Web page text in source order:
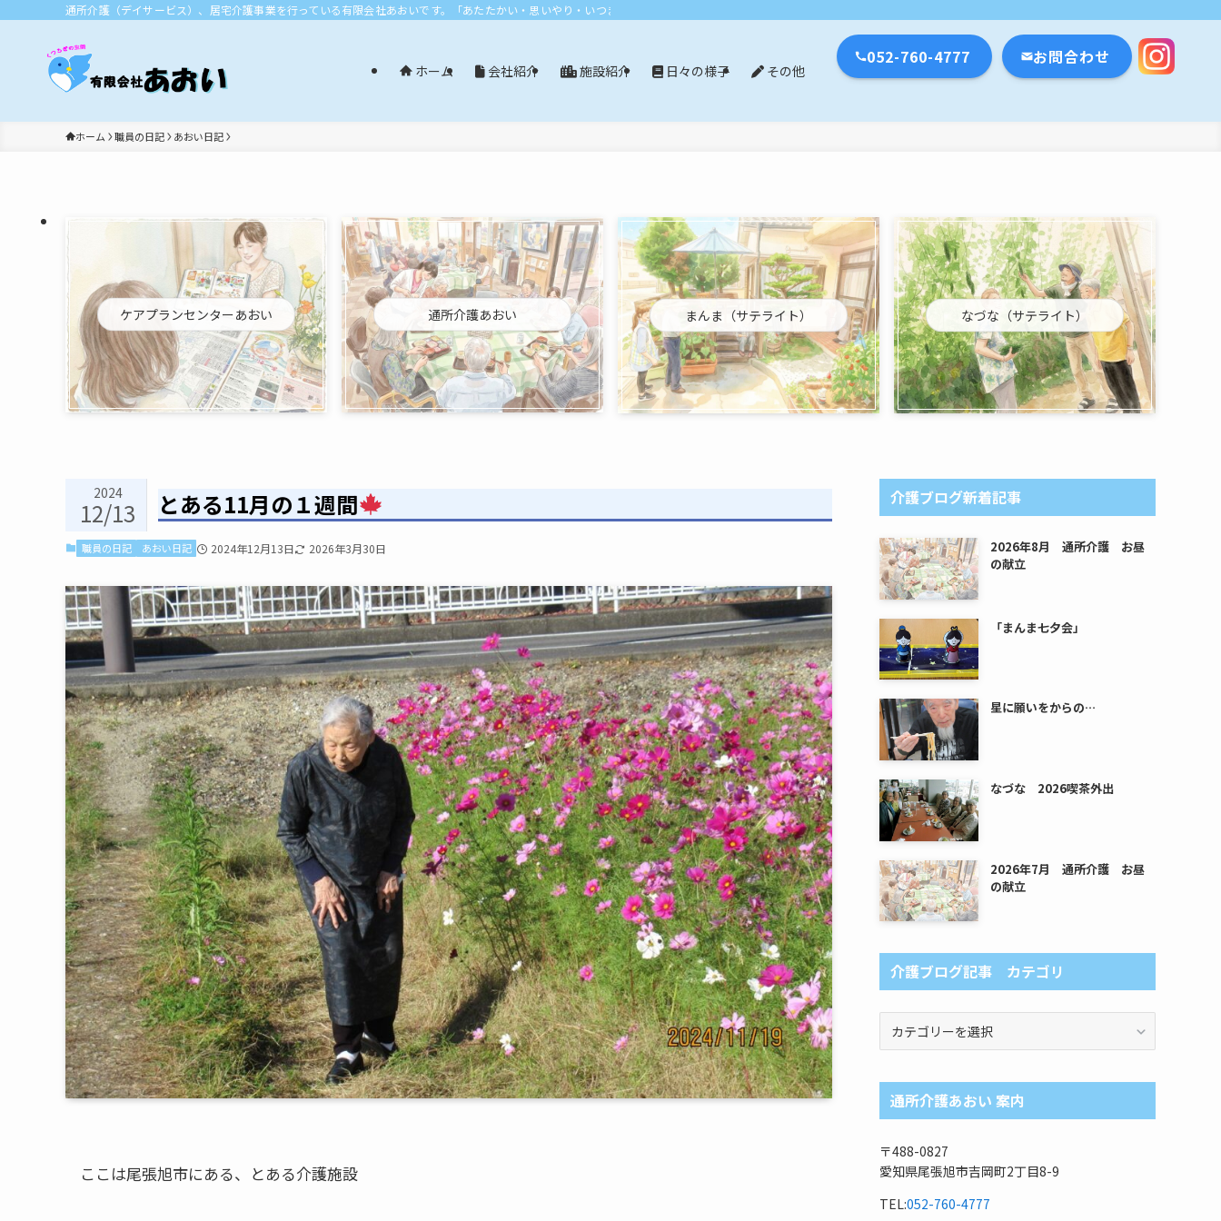
通所介護（デイサービス）、居宅介護事業を行っている有限会社あおいです。「あたたかい・思いやり・いつまでも」エリア：尾張旭市・長久手市・瀬戸市・名古屋市
ホーム 会社紹介 施設紹介 日々の様子 その他
052-760-4777 お問合わせ
ホーム 職員の日記 あおい日記
ケアプランセンターあおい 通所介護あおい まんま（サテライト） なづな（サテライト）
とある11月の１週間
2024
12/13
職員の日記 あおい日記 2024年12月13日 2026年3月30日
ここは尾張旭市にある、とある介護施設
介護ブログ新着記事
2026年8月 通所介護 お昼
の献立
「まんま七夕会」
星に願いをからの…
なづな 2026喫茶外出
2026年7月 通所介護 お昼
の献立
介護ブログ記事 カテゴリ
ロ
グ
記
カ
テ
ゴ
通所介護あおい 案内
〒488-0827
愛知県尾張旭市吉岡町2丁目8-9
TEL:052-760-4777